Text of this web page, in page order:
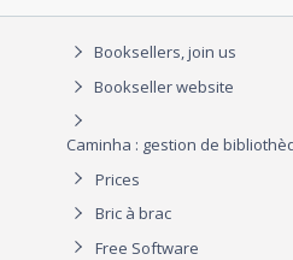
Booksellers, join us
Bookseller website
Caminha : gestion de
Prices
Bric à brac
Free Software